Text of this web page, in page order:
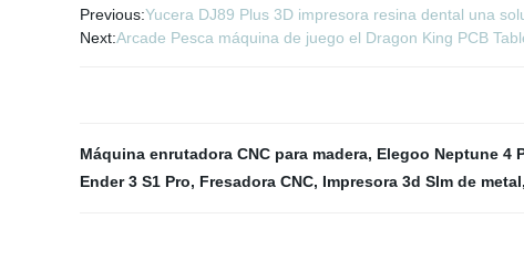
Previous:Yucera DJ89 Plus 3D impresora resina dental una
Next:Arcade Pesca máquina de juego el Dragon King PCB
Máquina enrutadora CNC para madera, Elegoo Neptune 4
Ender 3 S1 Pro, Fresadora CNC, Impresora 3d Slm de metal,